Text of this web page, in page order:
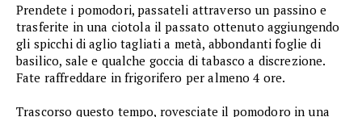
Prendete i pomodori, passateli attraverso un passino e
trasferite in una ciotola il passato ottenuto aggiungendo
gli spicchi di aglio tagliati a metà, abbondanti foglie di
basilico, sale e qualche goccia di tabasco a discrezione.
Fate raffreddare in frigorifero per almeno 4 ore.
Trascorso questo tempo, rovesciate il pomodoro in una